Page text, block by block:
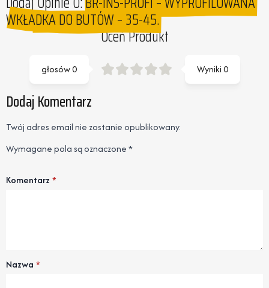
WKŁADKA DO BUTÓW – 35-45.
Oceń Produkt
Wyniki0
głosów0
Dodaj Komentarz
Twój adres email nie zostanie opublikowany.
Wymagane pola są oznaczone*
Komentarz *
Nazwa *